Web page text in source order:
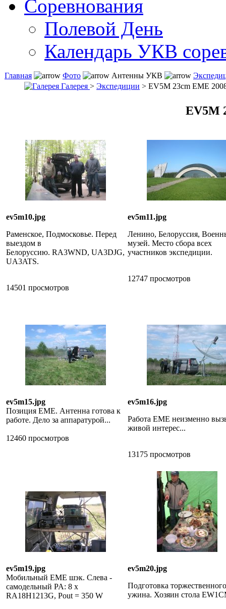
Соревнования
Полевой День
Календарь УКВ
Главная Фото Антенны УКВ
Галерея > Экспедиции > EV5M 23cm EME
EV5M
ev5m10.jpg
Раменское, Подмосковье. Перед
выездом в
Белоруссию. RA3WND, UA3DJG,
UA3ATS.
14501 просмотров
ev5m11.jpg
Ленино, Белоруссия,
музей. Место сбора всех
участников экспедиции.
12747 просмотров
ev5m15.jpg
Позиция EME. Антенна готова к
работе. Дело за аппаратурой...
12460 просмотров
ev5m16.jpg
Работа EME неизменно
живой интерес...
13175 просмотров
ev5m19.jpg
Мобильный EME шэк. Слева -
самодельный PA: 8 x
RA18H1213G, Pout = 350 W
ev5m20.jpg
Подготовка торжественного
ужина. Хозяин стола